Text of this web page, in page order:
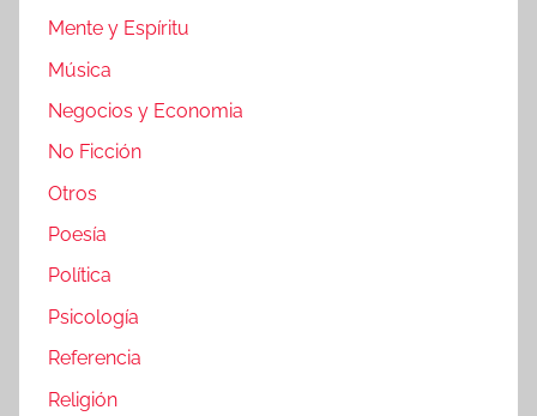
Mente y Espíritu
Música
Negocios y Economia
No Ficción
Otros
Poesía
Política
Psicología
Referencia
Religión